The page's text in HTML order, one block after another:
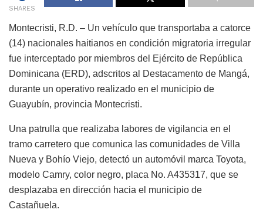
SHARES
Montecristi, R.D. – Un vehículo que transportaba a catorce
(14) nacionales haitianos en condición migratoria irregular
fue interceptado por miembros del Ejército de República
Dominicana (ERD), adscritos al Destacamento de Mangá,
durante un operativo realizado en el municipio de
Guayubín, provincia Montecristi.
Una patrulla que realizaba labores de vigilancia en el
tramo carretero que comunica las comunidades de Villa
Nueva y Bohío Viejo, detectó un automóvil marca Toyota,
modelo Camry, color negro, placa No. A435317, que se
desplazaba en dirección hacia el municipio de
Castañuela.